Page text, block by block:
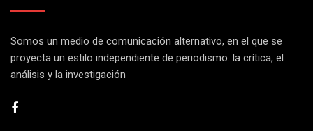
Somos un medio de comunicación alternativo, en el que se
proyecta un estilo independiente de periodismo. la crítica, el
análisis y la investigación